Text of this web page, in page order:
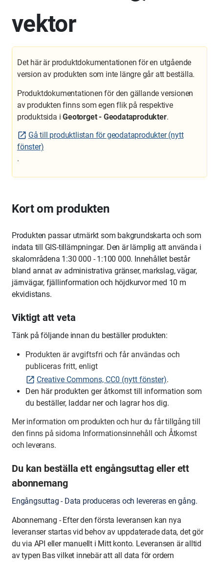
vektor
Det här är produktdokumentationen för en utgående
version av produkten som inte längre går att beställa.
Produktdokumentationen för den gällande versionen
av produkten finns som egen flik på respektive
produktsida iGeotorget - Geodataprodukter.
Gå till produktlistan för geodataprodukter (nytt
fönster)
.
Kort om produkten
Produkten passar utmärkt som bakgrundskarta och som
indata till GIS-tillämpningar. Den är lämplig att använda i
skalområdena 1:30 000 - 1:100 000. Innehållet består
bland annat av administrativa gränser, markslag, vägar,
järnvägar, fjällinformation och höjdkurvor med 10 m
ekvidistans.
Viktigt att veta
Tänk på följande innan du beställer produkten:
Produkten är avgiftsfri och får användas och
publiceras fritt, enligt
Creative Commons, CC0 (nytt fönster).
Den här produkten ger åtkomst till information som
du beställer, laddar ner och lagrar hos dig.
Mer information om produkten och hur du får tillgång till
den finns på sidorna Informationsinnehåll och Åtkomst
och leverans.
Du kan beställa ett engångsuttag eller ett
abonnemang
Engångsuttag - Data produceras och levereras en gång.
Abonnemang - Efter den första leveransen kan nya
leveranser startas vid behov av uppdaterade data, det gör
du via API eller manuellt i Mitt konto. Leveransen är alltid
av typen Bas vilket innebär att all data för ordern